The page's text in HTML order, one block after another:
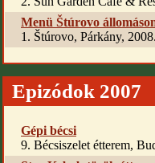
Menü Štúrovo
1. Štúrovo, Párkány,
Epizódok 2007
Gépi bécsi
9. Bécsiszelet étterem,